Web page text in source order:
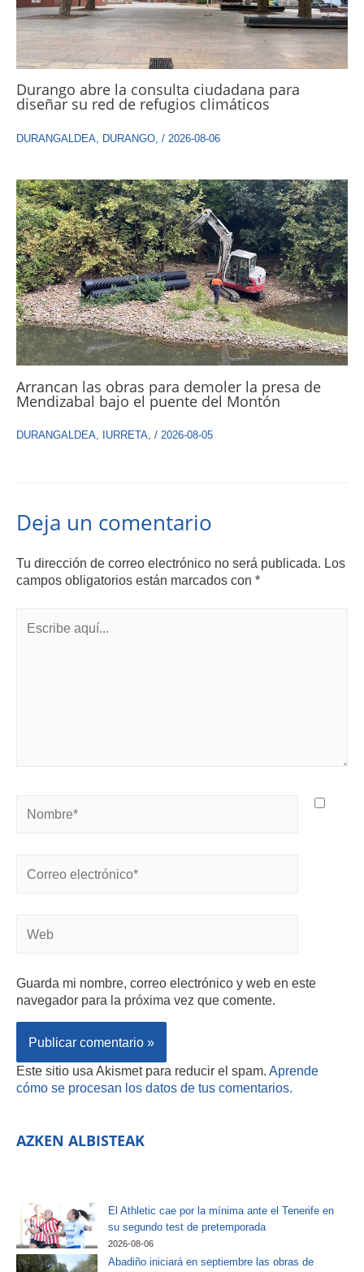
Durango abre la consulta ciudadana para
diseñar su red de refugios climáticos
DURANGALDEA DURANGO / 2026-08-06
Arrancan las obras para demoler la presa de
Mendizabal bajo el puente del Montón
DURANGALDEA, IURRETA, / 2026-08-05
Deja un comentario
Tu dirección de correo electrónico no será publicada. Los
campos obligatorios están marcados con *
Guarda mi nombre, correo electrónico y web en este
navegador para la próxima vez que comente.
Este sitio usa Akismet para reducir el spam. Aprende
cómo se procesan los datos de tus comentarios.
AZKEN ALBISTEAK
El Athletic cae por la mínima ante el Tenerife en
su segundo test de pretemporada
2026-08-06
Abadiño iniciará en septiembre las obras de